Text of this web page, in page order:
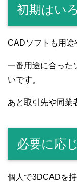
初期はい
CADソフトも用途
一番用途に合った
いです。
あと取引先や同業
必要に応
個人で3DCADを